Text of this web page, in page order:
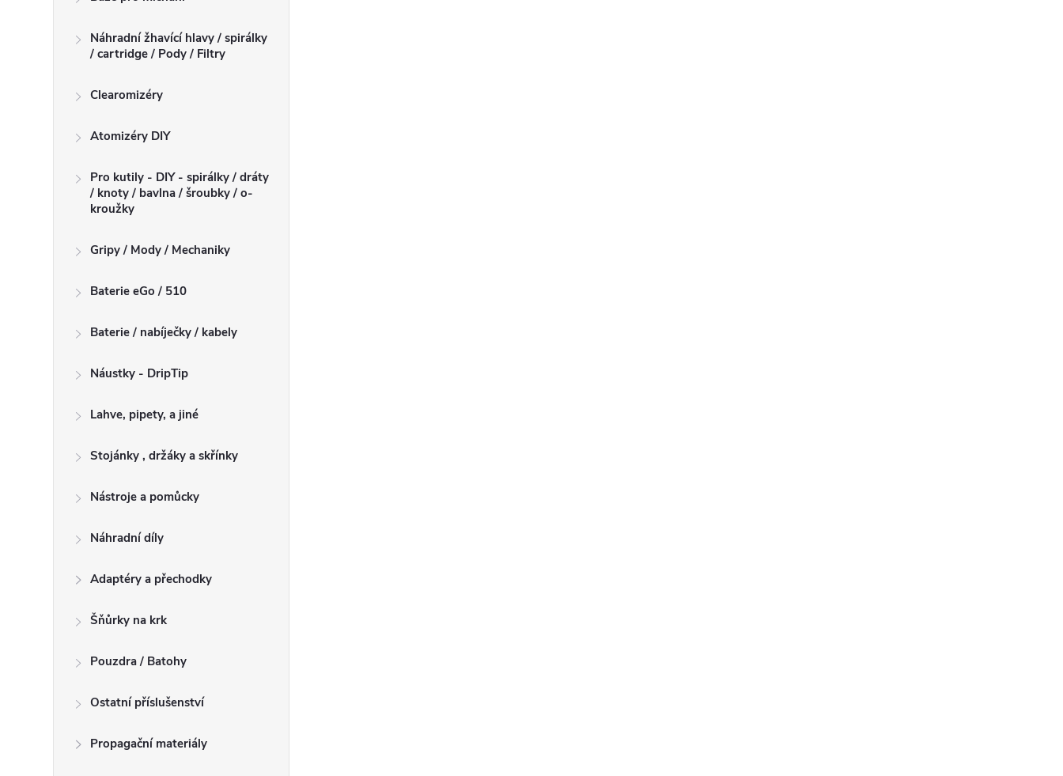
Náhradní žhavící hlavy / spirálky
/ cartridge / Pody / Filtry
Clearomizéry
Atomizéry DIY
Pro kutily - DIY - spirálky / dráty
/ knoty / bavlna / šroubky / o-
kroužky
Gripy / Mody / Mechaniky
Baterie eGo / 510
Baterie / nabíječky / kabely
Náustky - DripTip
Lahve, pipety, a jiné
Stojánky , držáky a skřínky
Nástroje a pomůcky
Náhradní díly
Adaptéry a přechodky
Šňůrky na krk
Pouzdra / Batohy
Ostatní příslušenství
Propagační materiály